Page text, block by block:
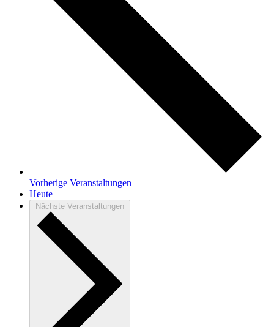
Vorherige Veranstaltungen
Heute
Nächste Veranstaltungen